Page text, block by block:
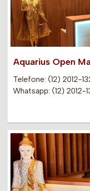
Aquarius Open
Telefone: (12) 2012-
Whatsapp: (12) 2012-